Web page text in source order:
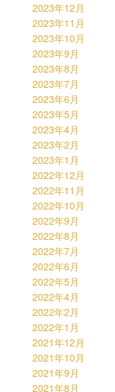
2023年12月
2023年11月
2023年10月
2023年9月
2023年8月
2023年7月
2023年6月
2023年5月
2023年4月
2023年2月
2023年1月
2022年12月
2022年11月
2022年10月
2022年9月
2022年8月
2022年7月
2022年6月
2022年5月
2022年4月
2022年2月
2022年1月
2021年12月
2021年10月
2021年9月
2021年8月